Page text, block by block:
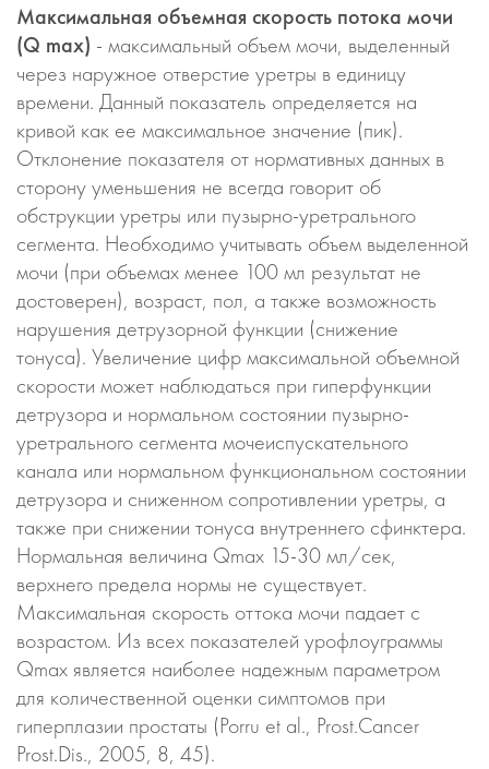
Максимальная объемная скорость потока мочи
(Q max) - максимальный объем мочи, выделенный
через наружное отверстие уретры в единицу
времени. Данный показатель определяется на
кривой как ее максимальное значение (пик).
Отклонение показателя от нормативных данных в
сторону уменьшения не всегда говорит об
обструкции уретры или пузырно-уретрального
сегмента. Необходимо учитывать объем выделенной
мочи (при объемах менее 100 мл результат не
достоверен), возраст, пол, а также возможность
нарушения детрузорной функции (снижение
тонуса). Увеличение цифр максимальной объемной
скорости может наблюдаться при гиперфункции
детрузора и нормальном состоянии пузырно-
уретрального сегмента мочеиспускательного
канала или нормальном функциональном состоянии
детрузора и сниженном сопротивлении уретры, а
также при снижении тонуса внутреннего сфинктера.
Нормальная величина Qmax 15-30 мл/сек,
верхнего предела нормы не существует.
Максимальная скорость оттока мочи падает с
возрастом. Из всех показателей урофлоуграммы
Qmax является наиболее надежным параметром
для количественной оценки симптомов при
гиперплазии простаты (Porru et al., Prost.Cancer
Prost.Dis., 2005, 8, 45).